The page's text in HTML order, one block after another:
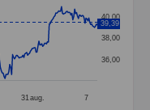
categories.
values. Data
31 aug. 7
36,00
38,00
40,00
39,39